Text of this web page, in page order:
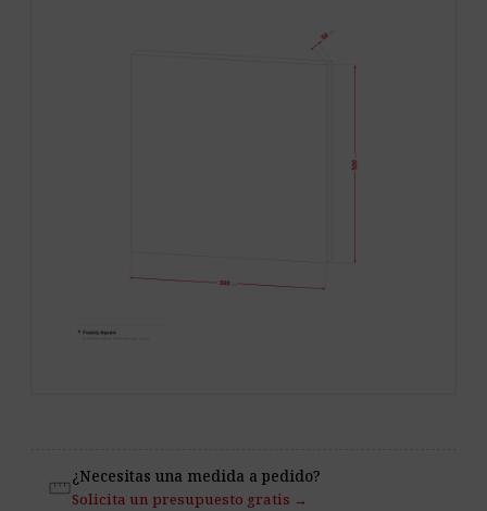
straighten¿Necesitas una medida a pedido?
Solicita un presupuesto gratis →